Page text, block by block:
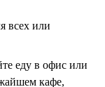
всех или
еду в офис или
кафе,